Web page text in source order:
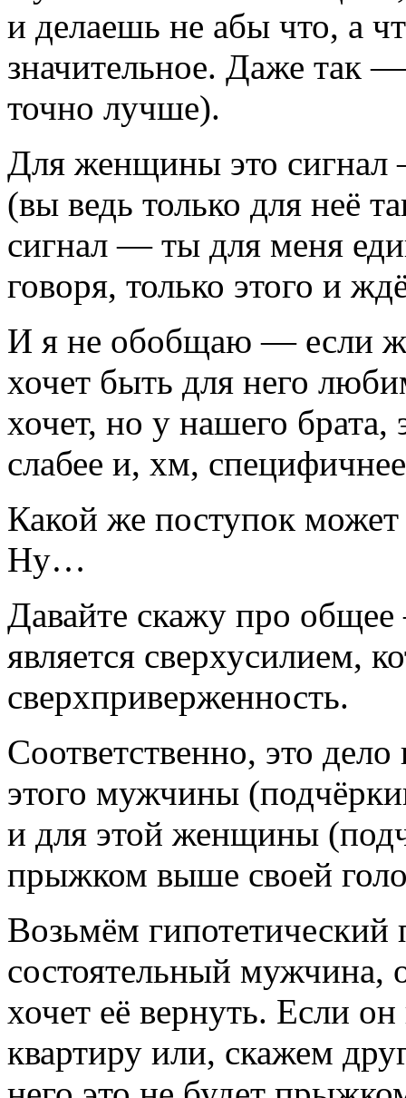
и делаешь не абы что, а
значительное. Даже
точно лучше).
Для женщины это сигнал
(вы ведь только для неё
сигнал — ты для меня
говоря, только этого и
И я не обобщаю — если
хочет быть для него
хочет, но у нашего
слабее и, хм,
Какой же поступок
Ну…
Давайте скажу про
является сверхусилием,
сверхприверженность.
Соответственно, это
этого мужчины
и для этой женщины
прыжком выше своей
Возьмём
состоятельный мужчина,
хочет её вернуть. Если
квартиру или, скажем